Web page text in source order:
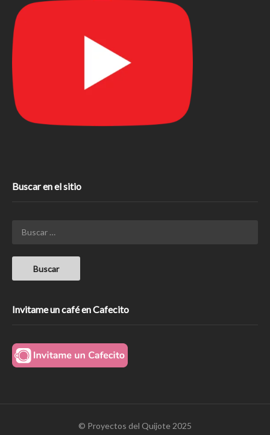
Buscar en el sitio
Invitame un café en Cafecito
© Proyectos del Quijote 2025